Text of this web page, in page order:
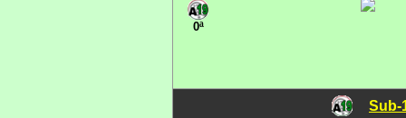
0ª
Sub-